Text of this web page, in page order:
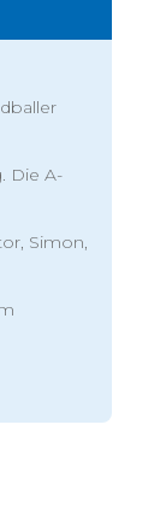
Die A-
Simon,